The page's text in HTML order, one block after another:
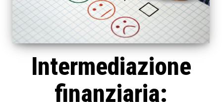
Intermediazione
finanziaria: